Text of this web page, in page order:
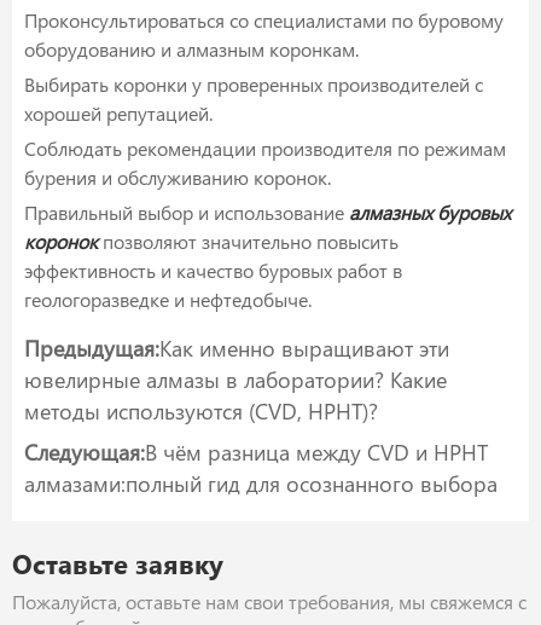
Проконсультироваться со специалистами по буровому
оборудованию и алмазным коронкам.
Выбирать коронки у проверенных производителей с
хорошей репутацией.
Соблюдать рекомендации производителя по режимам
бурения и обслуживанию коронок.
Правильный выбор и использование алмазных буровых
коронок позволяют значительно повысить
эффективность и качество буровых работ в
геологоразведке и нефтедобыче.
Предыдущая:Как именно выращивают эти
ювелирные алмазы в лаборатории? Какие
методы используются (CVD, HPHT)?
Следующая:В чём разница между CVD и HPHT
алмазами:полный гид для осознанного выбора
Оставьте заявку
Пожалуйста, оставьте нам свои требования, мы свяжемся с